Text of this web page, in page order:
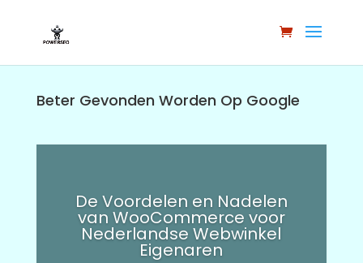
Beter Gevonden Worden Op Google
De Voordelen en Nadelen
van WooCommerce voor
Nederlandse Webwinkel
Eigenaren